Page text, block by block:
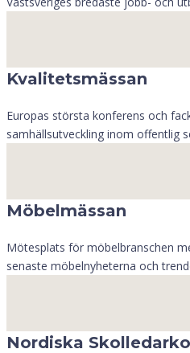
Kvalitetsmässan
Europas största konferens och
samhällsutveckling inom offentlig
Möbelmässan
Mötesplats för möbelbranschen
senaste möbelnyheterna och
Nordiska